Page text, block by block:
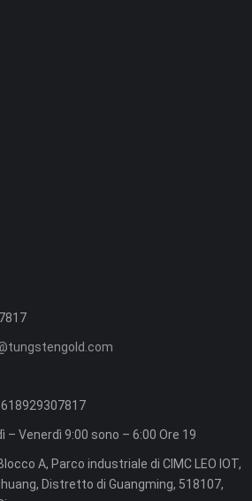
– Venerdì 9:00 sono – 6:00 Ore 19
A, Parco industriale di CIMC LEO IOT,
Distretto di Guangming, 518107,